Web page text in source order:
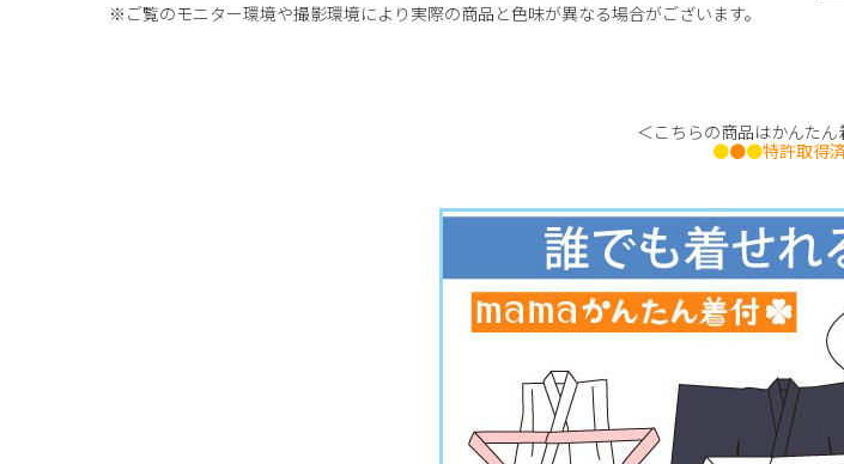
※ご覧のモニター環境や撮影環境により実際の商品と色味が異なる場合がございます。
＜こちらの商品はかんた
●●●特許取得済